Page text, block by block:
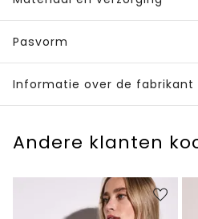
Pasvorm
Informatie over de fabrikant
Andere klanten